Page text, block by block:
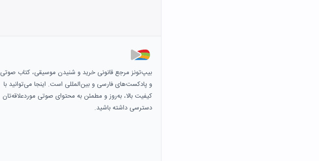
بیپ‌تونز مرجع قانونی خرید و شنیدن موسیقی، کتاب صوتی
و پادکست‌های فارسی و بین‌المللی است. اینجا می‌توانید با
کیفیت بالا، به‌روز و مطمئن به محتوای صوتی موردعلاقه‌تان
دسترسی داشته باشید.